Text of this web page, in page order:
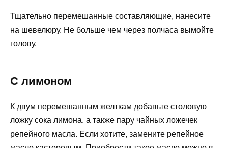
Тщательно перемешанные составляющие, нанесите
на шевелюру. Не больше чем через полчаса вымойте
голову.
С лимоном
К двум перемешанным желткам добавьте столовую
ложку сока лимона, а также пару чайных ложечек
репейного масла. Если хотите, замените репейное